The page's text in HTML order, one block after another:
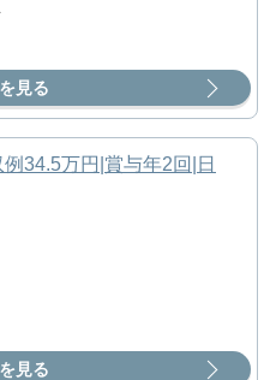
見る
34.5万円|賞与年2回|日
見る